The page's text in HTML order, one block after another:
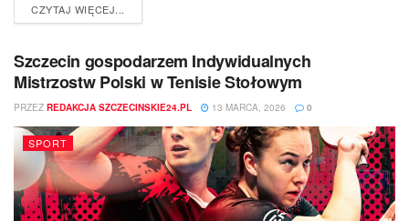
CZYTAJ WIĘCEJ...
Szczecin gospodarzem Indywidualnych
Mistrzostw Polski w Tenisie Stołowym
PRZEZ REDAKCJA SZCZECINSKIE24.PL 13 MARCA, 2026 0
SPORT